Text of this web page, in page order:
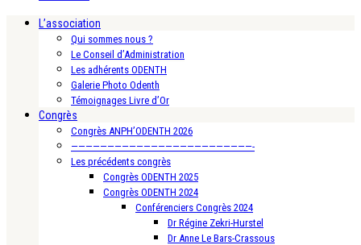
L’association
Qui sommes nous ?
Le Conseil d’Administration
Les adhérents ODENTH
Galerie Photo Odenth
Témoignages Livre d’Or
Congrès
Congrès ANPH’ODENTH 2026
—————————————————————————-
Les précédents congrès
Congrès ODENTH 2025
Congrès ODENTH 2024
Conférenciers Congrès 2024
Dr Régine Zekri-Hurstel
Dr Anne Le Bars-Crassous